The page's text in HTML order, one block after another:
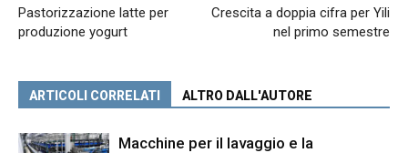
Pastorizzazione latte per
produzione yogurt
Crescita a doppia cifra per Yili
nel primo semestre
ARTICOLI CORRELATI ALTRO DALL'AUTORE
Macchine per il lavaggio e la